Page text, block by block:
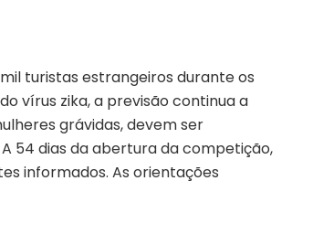
turistas estrangeiros durante os
vírus zika, a previsão continua a
grávidas, devem ser
54 dias da abertura da competição,
informados. As orientações